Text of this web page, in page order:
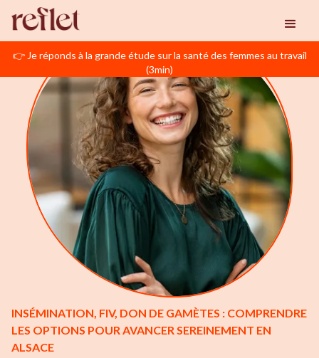
👉 Je réponds à la grande étude sur la santé des femmes au travail
(3min)
INSÉMINATION, FIV, DON DE GAMÈTES : COMPRENDRE
LES OPTIONS POUR AVANCER SEREINEMENT EN
ALSACE